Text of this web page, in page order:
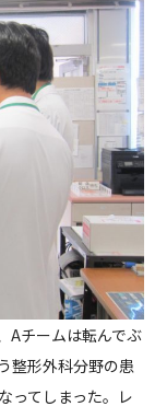
Aチームは転んでぶ
整形外科分野の患
ってしまった。レ